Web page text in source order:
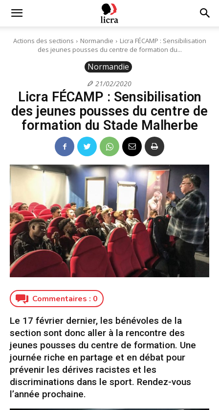
Licra
Antiraciste
1927
Actions des sections Normandie
Licra FÉCAMP : Sensibilisation
des jeunes pousses du centre de formation du...
Normandie
21/02/2020
Licra FÉCAMP : Sensibilisation
des jeunes pousses du centre de
formation du Stade Malherbe
Commentaires : 0
Le 17 février dernier, les bénévoles de la
section sont donc aller à la rencontre des
jeunes pousses du centre de formation. Une
journée riche en partage et en débat pour
prévenir les dérives racistes et les
discriminations dans le sport. Rendez-vous
l’année prochaine.